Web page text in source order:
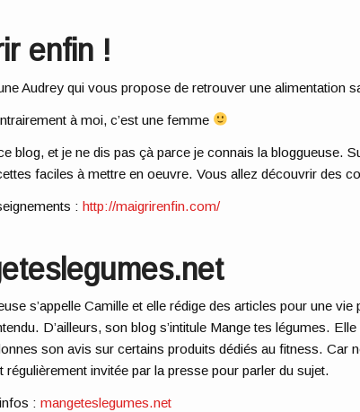
enfin !
Audrey qui vous propose de retrouver une alimentation
à moi, c’est une femme
blog, et je ne dis pas çà parce je connais la bloggueuse.
faciles à mettre en oeuvre. Vous allez découvrir des
:http://maigrirenfin.com/
s’appelle Camille et elle rédige des articles pour une vie
D’ailleurs, son blog s’intitule Mange tes légumes.
son avis sur certains produits dédiés au fitness. Car
régulièrement invitée par la presse pour parler du sujet.
:mangeteslegumes.net